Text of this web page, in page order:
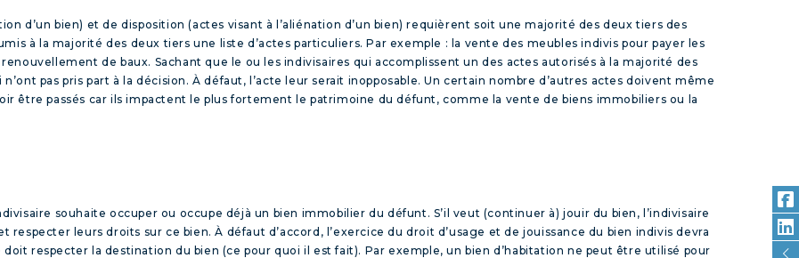
d’un bien) et de disposition (actes visant à l’aliénation d’un bien) requièrent soit une majorité des deux tiers des
à la majorité des deux tiers une liste d’actes particuliers. Par exemple : la vente des meubles indivis pour payer les
de baux. Sachant que le ou les indivisaires qui accomplissent un des actes autorisés à la majorité des
pas pris part à la décision. À défaut, l’acte leur serait inopposable. Un certain nombre d’autres actes doivent même
être passés car ils impactent le plus fortement le patrimoine du défunt, comme la vente de biens immobiliers ou la
souhaite occuper ou occupe déjà un bien immobilier du défunt. S’il veut (continuer à) jouir du bien, l’indivisaire
leurs droits sur ce bien. À défaut d’accord, l’exercice du droit d’usage et de jouissance du bien indivis devra
respecter la destination du bien (ce pour quoi il est fait). Par exemple, un bien d’habitation ne peut être utilisé pour